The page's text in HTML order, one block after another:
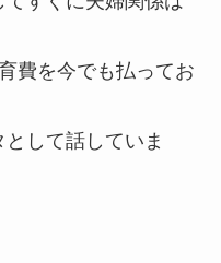
費を今でも払ってお
して話していま